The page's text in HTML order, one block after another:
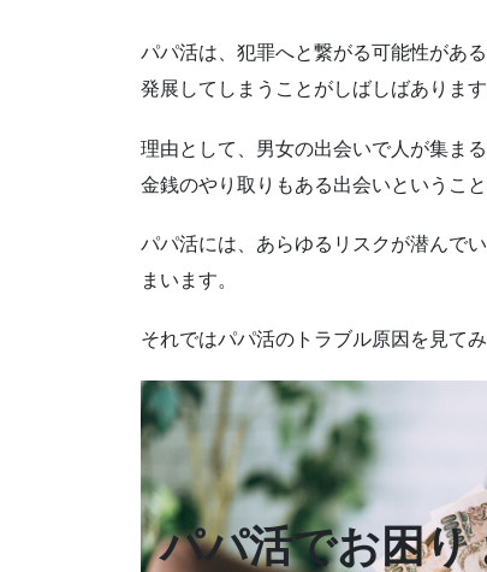
パパ活は、犯罪へと繋がる可能性があ
発展してしまうことがしばしばあります
理由として、男女の出会いで人が集ま
金銭のやり取りもある出会いというこ
パパ活には、あらゆるリスクが潜んで
まいます。
それではパパ活のトラブル原因を見てみ
パパ活でお困り